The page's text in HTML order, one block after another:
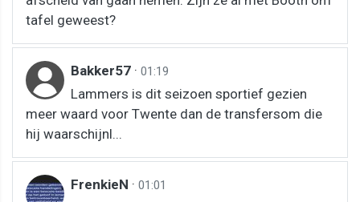
tafel geweest?
Bakker57 · 01:19
Lammers is dit seizoen sportief gezien
meer waard voor Twente dan de transfersom die
hij waarschijnl...
FrenkieN · 01:01